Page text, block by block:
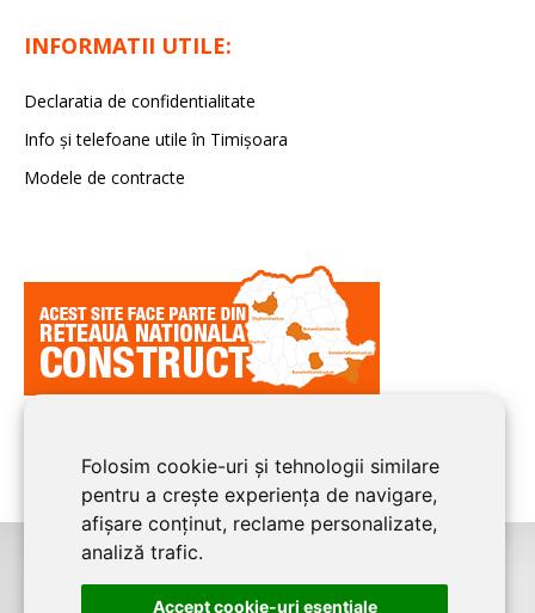
Folosim cookie-uri și tehnologii similare
pentru a crește experiența de navigare,
afișare conținut, reclame personalizate,
analiză trafic.
Accept cookie-uri esenţiale
INFORMATII UTILE:
Declaratia de confidentialitate
Info și telefoane utile în Timișoara
Modele de contracte
TIMIS CONSTRUCTeste un serviciu de promovare online pentru